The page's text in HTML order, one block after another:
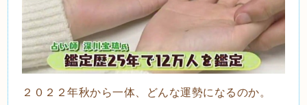
２０２２年秋から一体、どんな運勢になるのか。